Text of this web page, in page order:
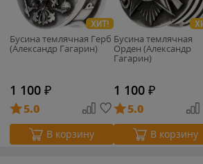
ХИТ!
Бусина темлячная Герб
(Александр Гагарин)
1 100 ₽
5.0
В корзину
Бусина темлячная
Орден (Александр
Гагарин)
1 100 ₽
5.0
В корзину